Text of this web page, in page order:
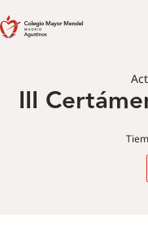
al
III